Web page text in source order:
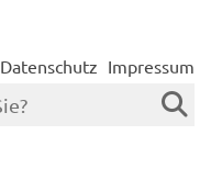
Datenschutz Impressum